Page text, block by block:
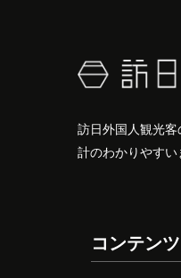
訪日外国人観光
計のわかりやす
コンテンツ